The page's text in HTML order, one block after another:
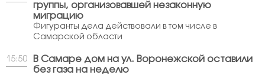
группы, организовавшей незаконную
миграцию
Фигуранты дела действовали в том числе в
Самарской области
15:50
В Самаре дом на ул. Воронежской оставили
без газа на неделю